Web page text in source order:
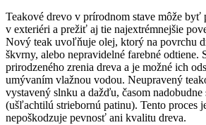
Teakové drevo v prírodnom stave môže byť
v exteriéri a prežiť aj tie najextrémnejšie
Nový teak uvoľňuje olej, ktorý na povrchu
škvrny, alebo nepravidelné farebné odtiene.
prirodzeného zrenia dreva a je možné ich
umývaním vlažnou vodou. Neupravený
vystavený slnku a dažďu, časom nadobudne
(ušľachtilú striebornú patinu). Tento proces
nepoškodzuje pevnosť ani kvalitu dreva.